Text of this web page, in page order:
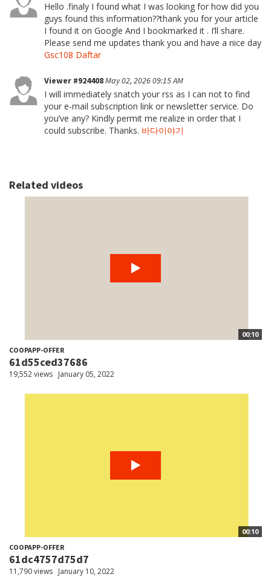
Hello .finaly I found what I was looking for how did you
guys found this information??thank you for your article
I found it on Google And I bookmarked it . I’ll share.
Please send me updates thank you and have a nice day
Gsc108 Daftar
Viewer #924408May 02, 2026 09:15 AM
I will immediately snatch your rss as I can not to find
your e-mail subscription link or newsletter service. Do
you’ve any? Kindly permit me realize in order that I
could subscribe. Thanks. 바다이야기
Related videos
00:10
COOPAPP-OFFER
61d55ced37686
19,552 views January 05, 2022
00:10
COOPAPP-OFFER
61dc4757d75d7
11,790 views January 10, 2022